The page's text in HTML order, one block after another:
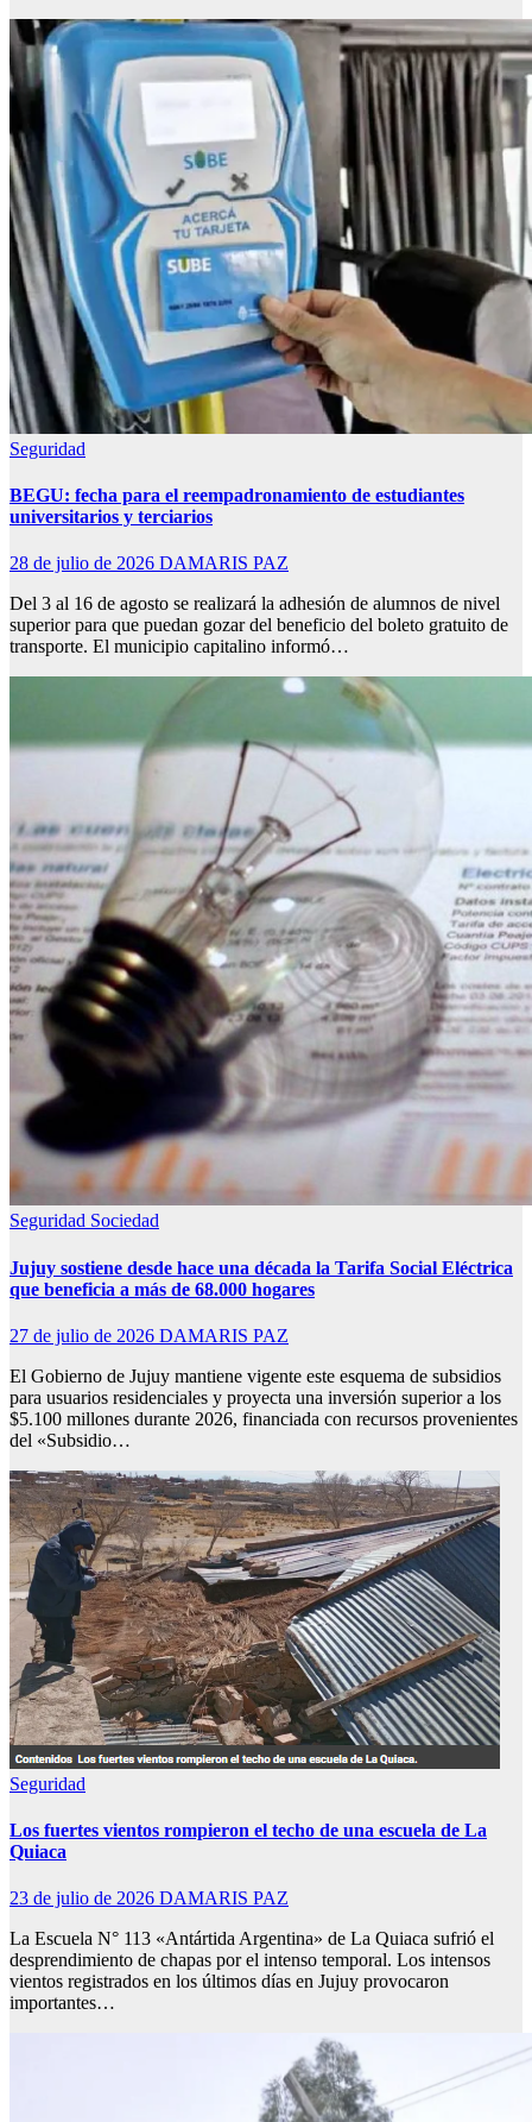
Seguridad
BEGU: fecha para el reempadronamiento de estudiantes
universitarios y terciarios
28 de julio de 2026 DAMARIS PAZ
Del 3 al 16 de agosto se realizará la adhesión de alumnos de nivel
superior para que puedan gozar del beneficio del boleto gratuito de
transporte. El municipio capitalino informó…
Seguridad Sociedad
Jujuy sostiene desde hace una década la Tarifa Social Eléctrica
que beneficia a más de 68.000 hogares
27 de julio de 2026 DAMARIS PAZ
El Gobierno de Jujuy mantiene vigente este esquema de subsidios
para usuarios residenciales y proyecta una inversión superior a los
$5.100 millones durante 2026, financiada con recursos provenientes
del «Subsidio…
Seguridad
Los fuertes vientos rompieron el techo de una escuela de La
Quiaca
23 de julio de 2026 DAMARIS PAZ
La Escuela N° 113 «Antártida Argentina» de La Quiaca sufrió el
desprendimiento de chapas por el intenso temporal. Los intensos
vientos registrados en los últimos días en Jujuy provocaron
importantes…